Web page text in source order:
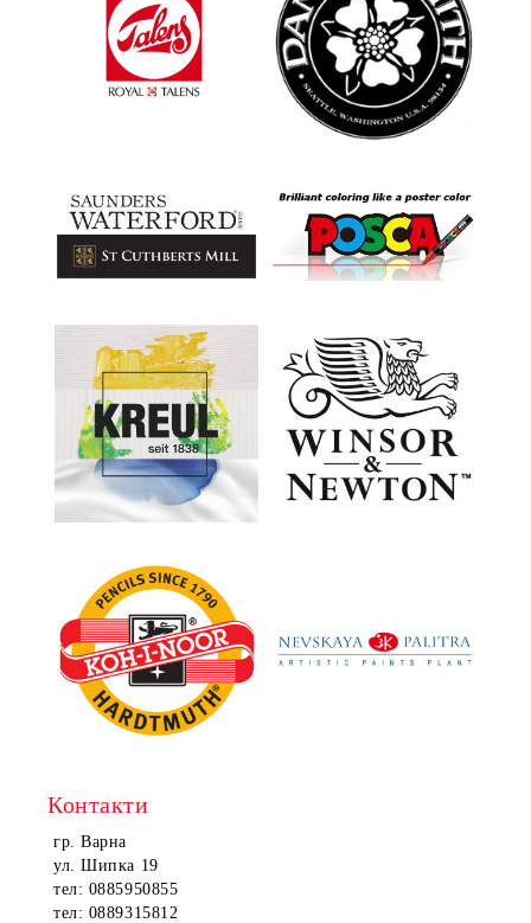
Контакти
гр. Варна
ул. Шипка 19
тел: 0885950855
тел: 0889315812